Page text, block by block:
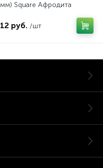
мм) Square Афродита
12 руб. /шт